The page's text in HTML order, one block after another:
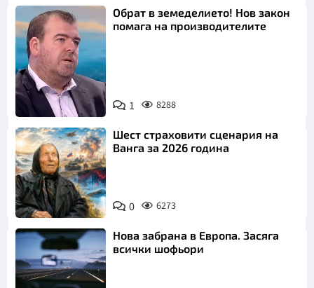
Снимка: бТВ
Обрат в земеделието! Нов закон
помага на производителите
1 8288
Шест страховити сценария на
Ванга за 2026 година
0 6273
Нова забрана в Европа. Засяга
всички шофьори